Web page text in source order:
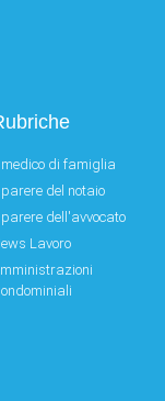
medico di famiglia
parere del notaio
parere dell'avvocato
Lavoro